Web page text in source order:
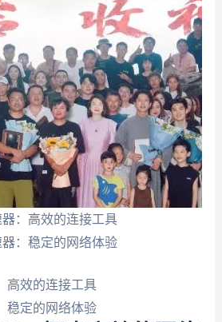
：高效的连接工具
：稳定的网络体验
高效的连接工具
稳定的网络体验